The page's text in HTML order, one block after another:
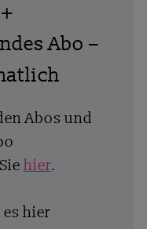
Abo –
Abos und
hier.
hier